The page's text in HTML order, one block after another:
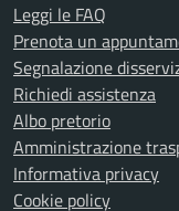
Leggi le FAQ
Prenota un
Segnalazione
Richiedi assistenza
Albo pretorio
Amministrazione
Informativa privacy
Cookie policy